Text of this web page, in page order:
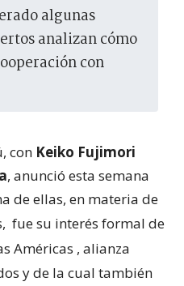
algunas
analizan cómo
con
con Keiko Fujimori
, anunció esta semana
de ellas, en materia de
fue su interés formal de
Américas , alianza
y de la cual también